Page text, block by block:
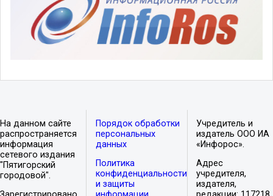
На данном сайте
распространяется
информация
сетевого издания
"Пятигорский
городовой".
Порядок обработки
персональных
данных
Политика
конфиденциальности
и защиты
Учредитель и
издатель ООО ИА
«Инфорос».
Адрес
учредителя,
издателя,